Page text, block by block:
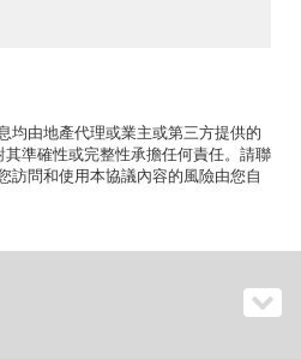
均由地產代理或業主或第三方提供的
準確性或完整性承擔任何責任。請聯
訪問和使用本協議內容的風險由您自